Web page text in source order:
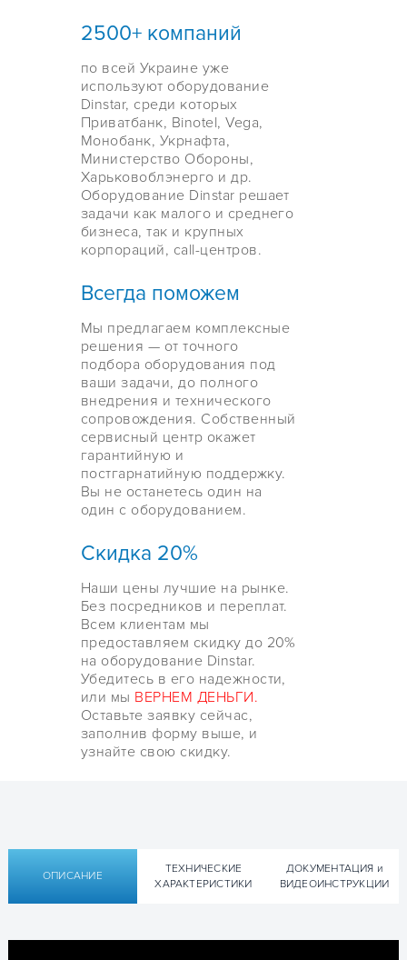
2500+ компаний
по всей Украине уже
используют оборудование
Dinstar, среди которых
Приватбанк, Binotel, Vega,
Монобанк, Укрнафта,
Министерство Обороны,
Харьковоблэнерго и др.
Оборудование Dinstar решает
задачи как малого и среднего
бизнеса, так и крупных
корпораций, call-центров.
Всегда поможем
Мы предлагаем комплексные
решения — от точного
подбора оборудования под
ваши задачи, до полного
внедрения и технического
сопровождения. Собственный
сервисный центр окажет
гарантийную и
постгарнатийную поддержку.
Вы не останетесь один на
один с оборудованием.
Скидка 20%
Наши цены лучшие на рынке.
Без посредников и переплат.
Всем клиентам мы
предоставляем скидку до 20%
на оборудование Dinstar.
Убедитесь в его надежности,
или мы ВЕРНЕМ ДЕНЬГИ.
Оставьте заявку сейчас,
заполнив форму выше, и
узнайте свою скидку.
ОПИСАНИЕ
ТЕХНИЧЕСКИЕ
ХАРАКТЕРИСТИКИ
ДОКУМЕНТАЦИЯ и
ВИДЕОИНСТРУКЦИИ